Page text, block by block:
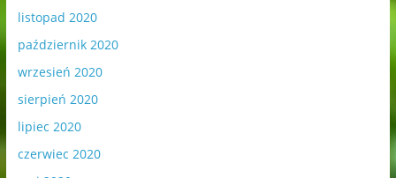
listopad 2020
październik 2020
wrzesień 2020
sierpień 2020
lipiec 2020
czerwiec 2020